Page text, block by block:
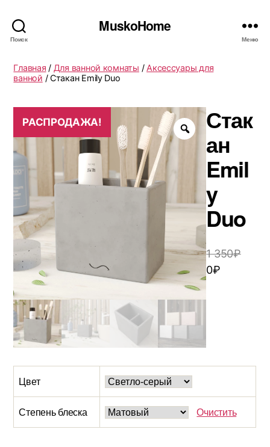
Поиск
MuskoHome
Меню
Главная / Для ванной комнаты / Аксессуары для
ванной / Стакан Emily Duo
РАСПРОДАЖА! Стак
ан
Emil
y
Duo
1 350₽
0₽
Цвет
Степень блеска Очистить